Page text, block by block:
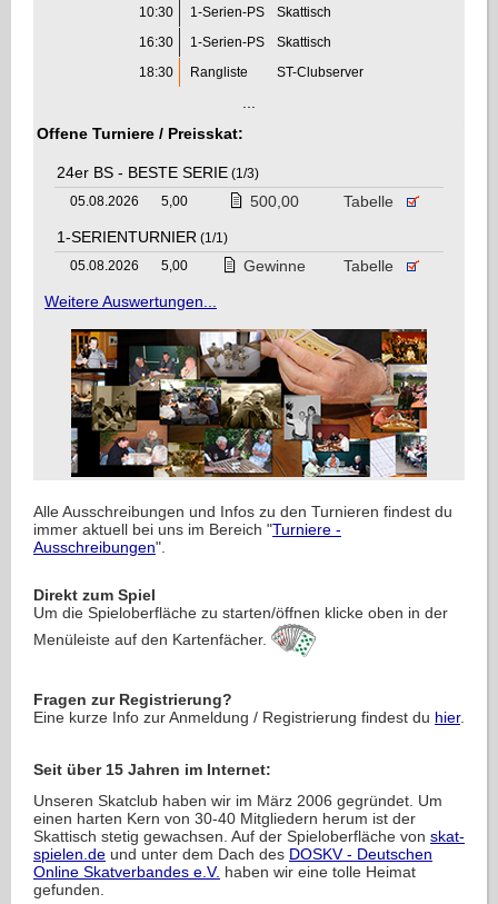
10:30
1-Serien-PS
Skattisch
16:30
1-Serien-PS
Skattisch
18:30
Rangliste ST-Clubserver
Offene Turniere / Preisskat:
24er BS - BESTE SERIE (1/3)
05.08.2026
5,00 500,00
Tabelle
1-SERIENTURNIER (1/1)
05.08.2026
5,00 Gewinne
Tabelle
Weitere Auswertungen...
Alle Ausschreibungen und Infos zu den Turnieren findest du
immer aktuell bei uns im Bereich "Turniere -
Ausschreibungen".
Direkt zum Spiel
Um die Spieloberfläche zu starten/öffnen klicke oben in der
Menüleiste auf den Kartenfächer.
Fragen zur Registrierung?
Eine kurze Info zur Anmeldung / Registrierung findest du hier.
Seit über 15 Jahren im Internet:
Unseren Skatclub haben wir im März 2006 gegründet. Um
einen harten Kern von 30-40 Mitgliedern herum ist der
Skattisch stetig gewachsen. Auf der Spieloberfläche von skat-
spielen.de und unter dem Dach des DOSKV - Deutschen
Online Skatverbandes e.V. haben wir eine tolle Heimat
gefunden.